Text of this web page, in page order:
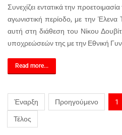
Συνεχίζει εντατικά την
αγωνιστική περίοδο, με την Έλενα
αυτή στη διάθεση του Νίκου
υποχρεώσεών της με την Εθνική
Read more...
Έναρξη Προηγούμενο 1
Τέλος